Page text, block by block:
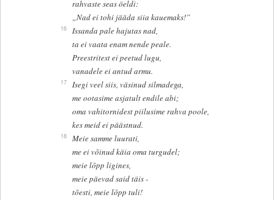
rahvaste seas öeldi:
„Nad ei tohi jääda siia kauemaks!”
16
Issanda pale hajutas nad,
ta ei vaata enam nende peale.
Preestritest ei peetud lugu,
vanadele ei antud armu.
17
Isegi veel siis, väsinud silmadega,
me ootasime asjatult endile abi;
oma vahitornidest piilusime rahva poole,
kes meid ei päästnud.
18
Meie samme luurati,
me ei võinud käia oma turgudel;
meie lõpp ligines,
meie päevad said täis -
tõesti, meie lõpp tuli!